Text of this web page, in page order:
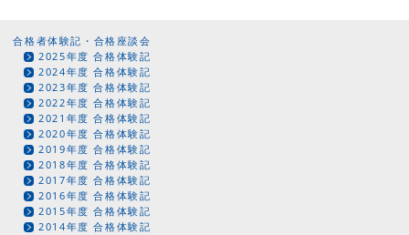
合格者体験記・合格座談会
2025年度 合格体験記
2024年度 合格体験記
2023年度 合格体験記
2022年度 合格体験記
2021年度 合格体験記
2020年度 合格体験記
2019年度 合格体験記
2018年度 合格体験記
2017年度 合格体験記
2016年度 合格体験記
2015年度 合格体験記
2014年度 合格体験記